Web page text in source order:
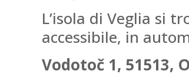
L’isola di Veglia si
accessibile, in
Vodotoč 1, 51513,